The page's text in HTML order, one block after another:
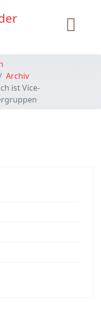
Archiv
ist Vice-